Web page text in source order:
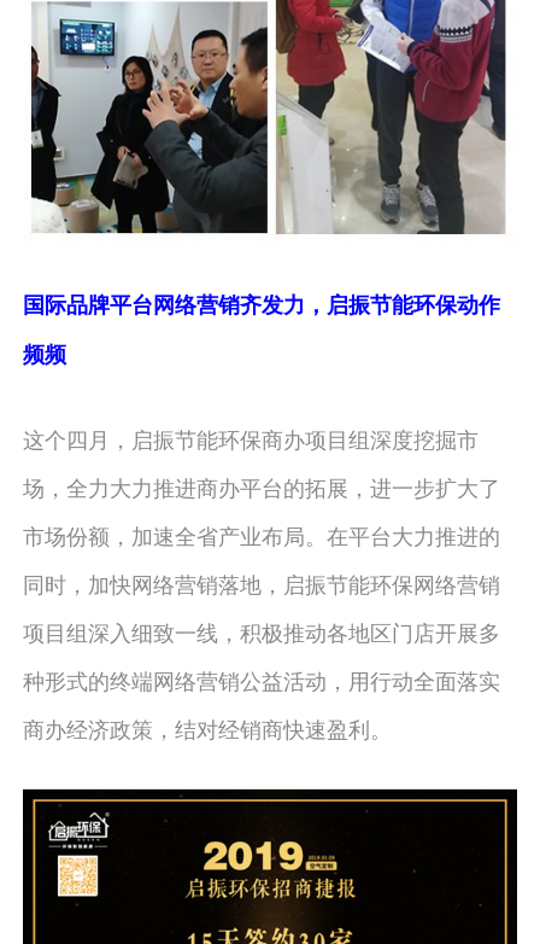
国际品牌平台网络营销齐发力，启振节能环保动作
频频
这个四月，启振节能环保商办项目组深度挖掘市
场，全力大力推进商办平台的拓展，进一步扩大了
市场份额，加速全省产业布局。在平台大力推进的
同时，加快网络营销落地，启振节能环保网络营销
项目组深入细致一线，积极推动各地区门店开展多
种形式的终端网络营销公益活动，用行动全面落实
商办经济政策，结对经销商快速盈利。